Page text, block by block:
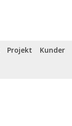
Projekt
Kunder